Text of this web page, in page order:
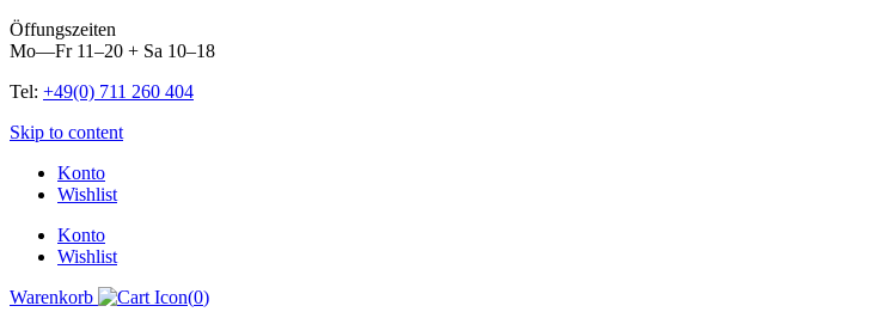
Öffungszeiten
Mo—Fr 11–20 + Sa 10–18
Tel: +49(0) 711 260 404
Skip to content
Konto
Wishlist
Konto
Wishlist
Warenkorb
(0)